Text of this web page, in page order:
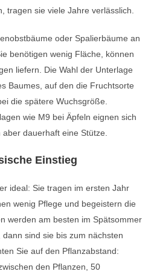
tragen sie viele Jahre verlässlich.
oder Spalierbäume an
benötigen wenig Fläche, können
liefern. Die Wahl der Unterlage
Baumes, auf den die Fruchtsorte
die spätere Wuchsgröße.
wie M9 bei Äpfeln eignen sich
dauerhaft eine Stütze.
Einstieg
ideal: Sie tragen im ersten Jahr
wenig Pflege und begeistern die
werden am besten im Spätsommer
sind sie bis zum nächsten
Sie auf den Pflanzabstand:
den Pflanzen, 50